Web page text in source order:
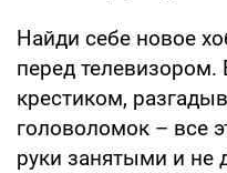
Найди себе новое
перед
крестиком,
головоломок – все
руки занятыми и не